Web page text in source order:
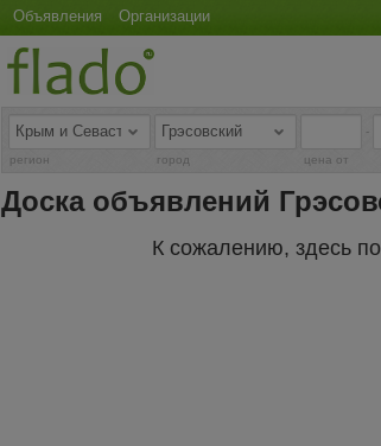
Объявления Организации
-
регион город цена от
Доска объявлений
К сожалению, здесь